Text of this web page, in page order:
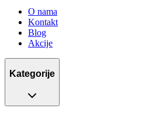
O nama
Kontakt
Blog
Akcije
Kategorije